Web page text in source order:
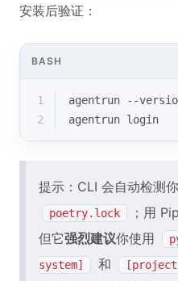
安装后验证：
BASH
1 agentrun --
2
agentrun
提示：CLI 会自动检测
poetry.lock ；用
但它强烈建议你使用
system] 和